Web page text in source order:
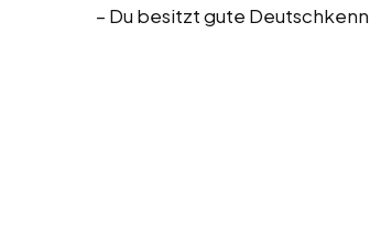
– Du besitzt gute